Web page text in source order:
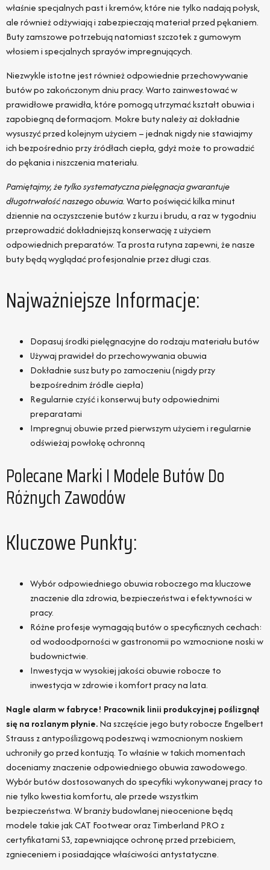
właśnie specjalnych past i kremów, które nie tylko nadają połysk,
ale również odżywiają i zabezpieczają materiał przed pękaniem.
Buty zamszowe potrzebują natomiast szczotek z gumowym
włosiem i specjalnych sprayów impregnujących.
Niezwykle istotne jest również odpowiednie przechowywanie
butów po zakończonym dniu pracy. Warto zainwestować w
prawidłowe prawidła, które pomogą utrzymać kształt obuwia i
zapobiegną deformacjom. Mokre buty należy aż dokładnie
wysuszyć przed kolejnym użyciem – jednak nigdy nie stawiajmy
ich bezpośrednio przy źródłach ciepła, gdyż może to prowadzić
do pękania i niszczenia materiału.
Pamiętajmy, że tylko systematyczna pielęgnacja gwarantuje
długotrwałość naszego obuwia.Warto poświęcić kilka minut
dziennie na oczyszczenie butów z kurzu i brudu, a raz w tygodniu
przeprowadzić dokładniejszą konserwację z użyciem
odpowiednich preparatów. Ta prosta rutyna zapewni, że nasze
buty będą wyglądać profesjonalnie przez długi czas.
Najważniejsze Informacje:
Dopasuj środki pielęgnacyjne do rodzaju materiału butów
Używaj prawideł do przechowywania obuwia
Dokładnie susz buty po zamoczeniu (nigdy przy
bezpośrednim źródle ciepła)
Regularnie czyść i konserwuj buty odpowiednimi
preparatami
Impregnuj obuwie przed pierwszym użyciem i regularnie
odświeżaj powłokę ochronną
Polecane Marki I Modele Butów Do
Różnych Zawodów
Kluczowe Punkty:
Wybór odpowiedniego obuwia roboczego ma kluczowe
znaczenie dla zdrowia, bezpieczeństwa i efektywności w
pracy.
Różne profesje wymagają butów o specyficznych cechach:
od wodoodporności w gastronomii po wzmocnione noski w
budownictwie.
Inwestycja w wysokiej jakości obuwie robocze to
inwestycja w zdrowie i komfort pracy na lata.
Nagle alarm w fabryce! Pracownik linii produkcyjnej poślizgnął
się na rozlanym płynie.Na szczęście jego buty robocze Engelbert
Strauss z antypoślizgową podeszwą i wzmocnionym noskiem
uchroniły go przed kontuzją. To właśnie w takich momentach
doceniamy znaczenie odpowiedniego obuwia zawodowego.
Wybór butów dostosowanych do specyfiki wykonywanej pracy to
nie tylko kwestia komfortu, ale przede wszystkim
bezpieczeństwa. W branży budowlanej nieocenione będą
modele takie jak CAT Footwear oraz Timberland PRO z
certyfikatami S3, zapewniające ochronę przed przebiciem,
zgnieceniem i posiadające właściwości antystatyczne.